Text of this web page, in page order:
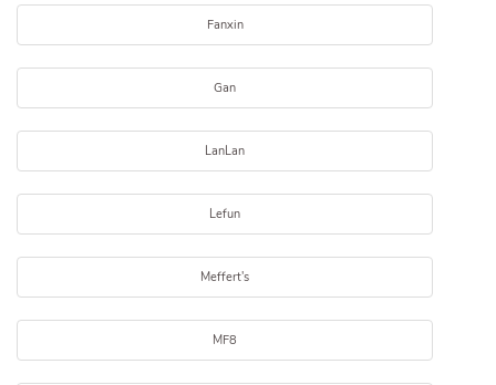
Fanxin
Gan
LanLan
Lefun
Meffert's
MF8